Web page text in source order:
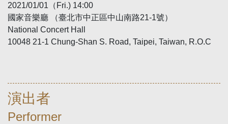
2021/01/01（Fri.) 14:00
國家音樂廳 （臺北市中正區中山南路21-1號）
National Concert Hall
10048 21-1 Chung-Shan S. Road, Taipei, Taiwan, R.O.C
演出者
Performer